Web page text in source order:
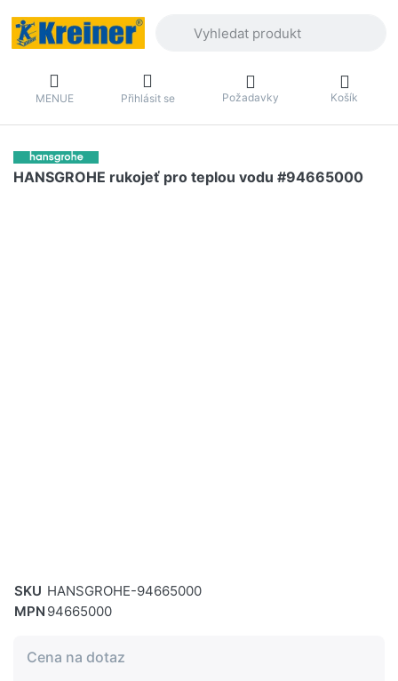
MENUE Přihlásit se Požadavky Košík
HANSGROHE rukojeť pro teplou vodu #94665000
SKU HANSGROHE-94665000
MPN 94665000
Cena na dotaz